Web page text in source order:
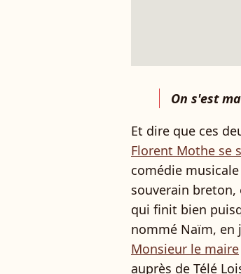
On s'est
Et dire que ces
Florent Mothe se
comédie musicale
souverain
qui finit bien
nommé Naïm, en
Monsieur le maire
auprès de Télé